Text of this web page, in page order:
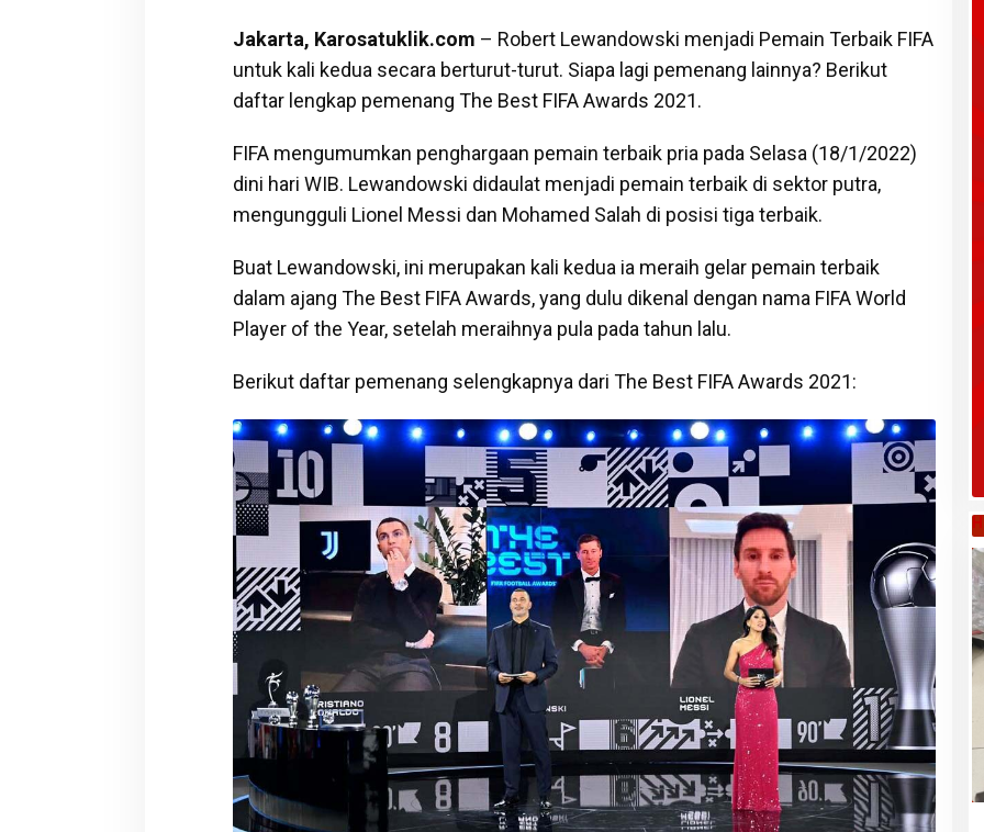
Jakarta, Karosatuklik.com – Robert Lewandowski menjadi Pemain Terbaik FIFA
untuk kali kedua secara berturut-turut. Siapa lagi pemenang lainnya? Berikut
daftar lengkap pemenang The Best FIFA Awards 2021.
FIFA mengumumkan penghargaan pemain terbaik pria pada Selasa (18/1/2022)
dini hari WIB. Lewandowski didaulat menjadi pemain terbaik di sektor putra,
mengungguli Lionel Messi dan Mohamed Salah di posisi tiga terbaik.
Buat Lewandowski, ini merupakan kali kedua ia meraih gelar pemain terbaik
dalam ajang The Best FIFA Awards, yang dulu dikenal dengan nama FIFA World
Player of the Year, setelah meraihnya pula pada tahun lalu.
Berikut daftar pemenang selengkapnya dari The Best FIFA Awards 2021: